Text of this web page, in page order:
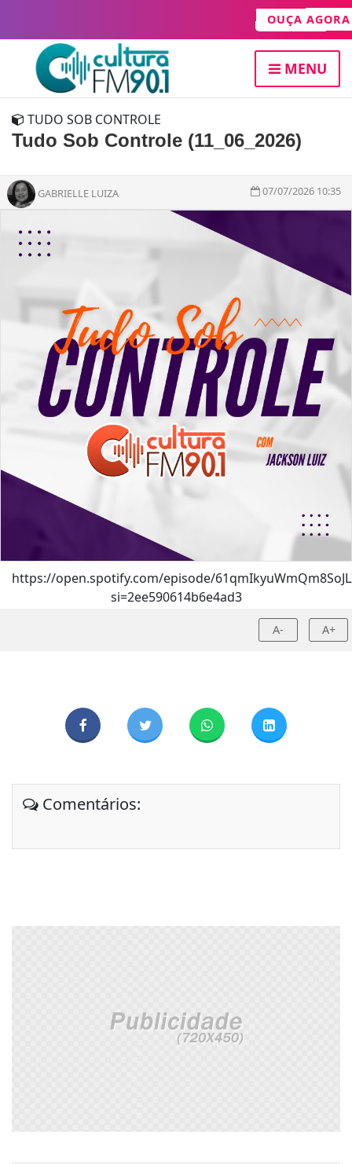
OUÇA
MENU
TUDO SOB CONTROLE
Tudo Sob Controle (11_06_2026)
GABRIELLE LUIZA 07/07/2026 10:35
https://open.spotify.com/episode/
si=2ee590614b6e4ad3
A- A+
Comentários: